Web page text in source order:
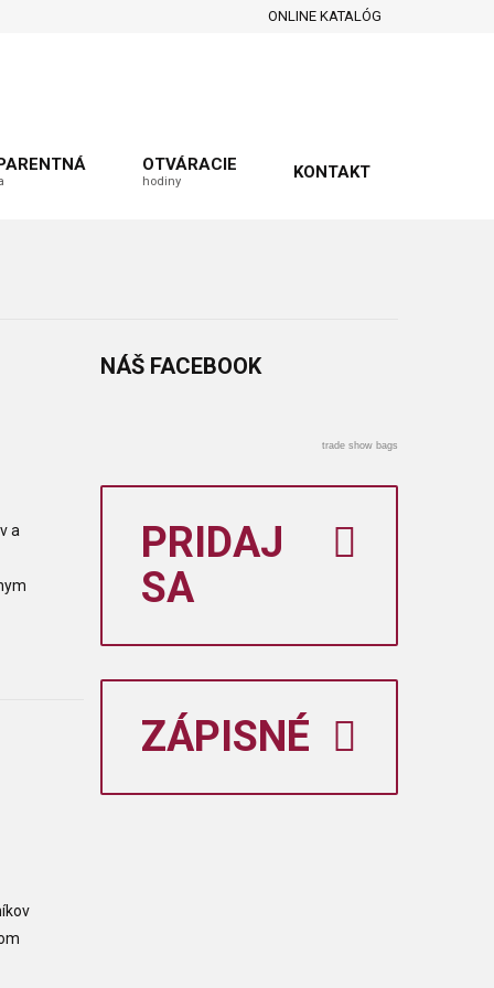
ONLINE KATALÓG
OTVÁRACIE
hodiny KONTAKT
a
NÁŠ FACEBOOK
trade show bags
PRIDAJ
SA
ZÁPISNÉ